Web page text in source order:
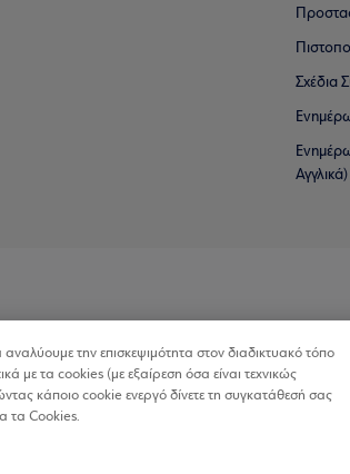
Σχέδια
Αγγλικά)
την επισκεψιμότητα στον διαδικτυακό τόπο
με τα cookies (με εξαίρεση όσα είναι τεχνικώς
κάποιο cookie ενεργό δίνετε τη συγκατάθεσή σας
τα Cookies.